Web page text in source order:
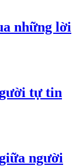
những lời
tự tin
người